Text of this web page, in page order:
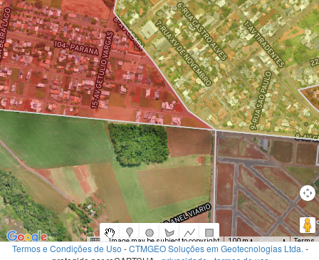
Image may be subject to copyright 100 m Terms
Termos e Condições de Uso -CTMGEO Soluções em Geotecnologias Ltda. -